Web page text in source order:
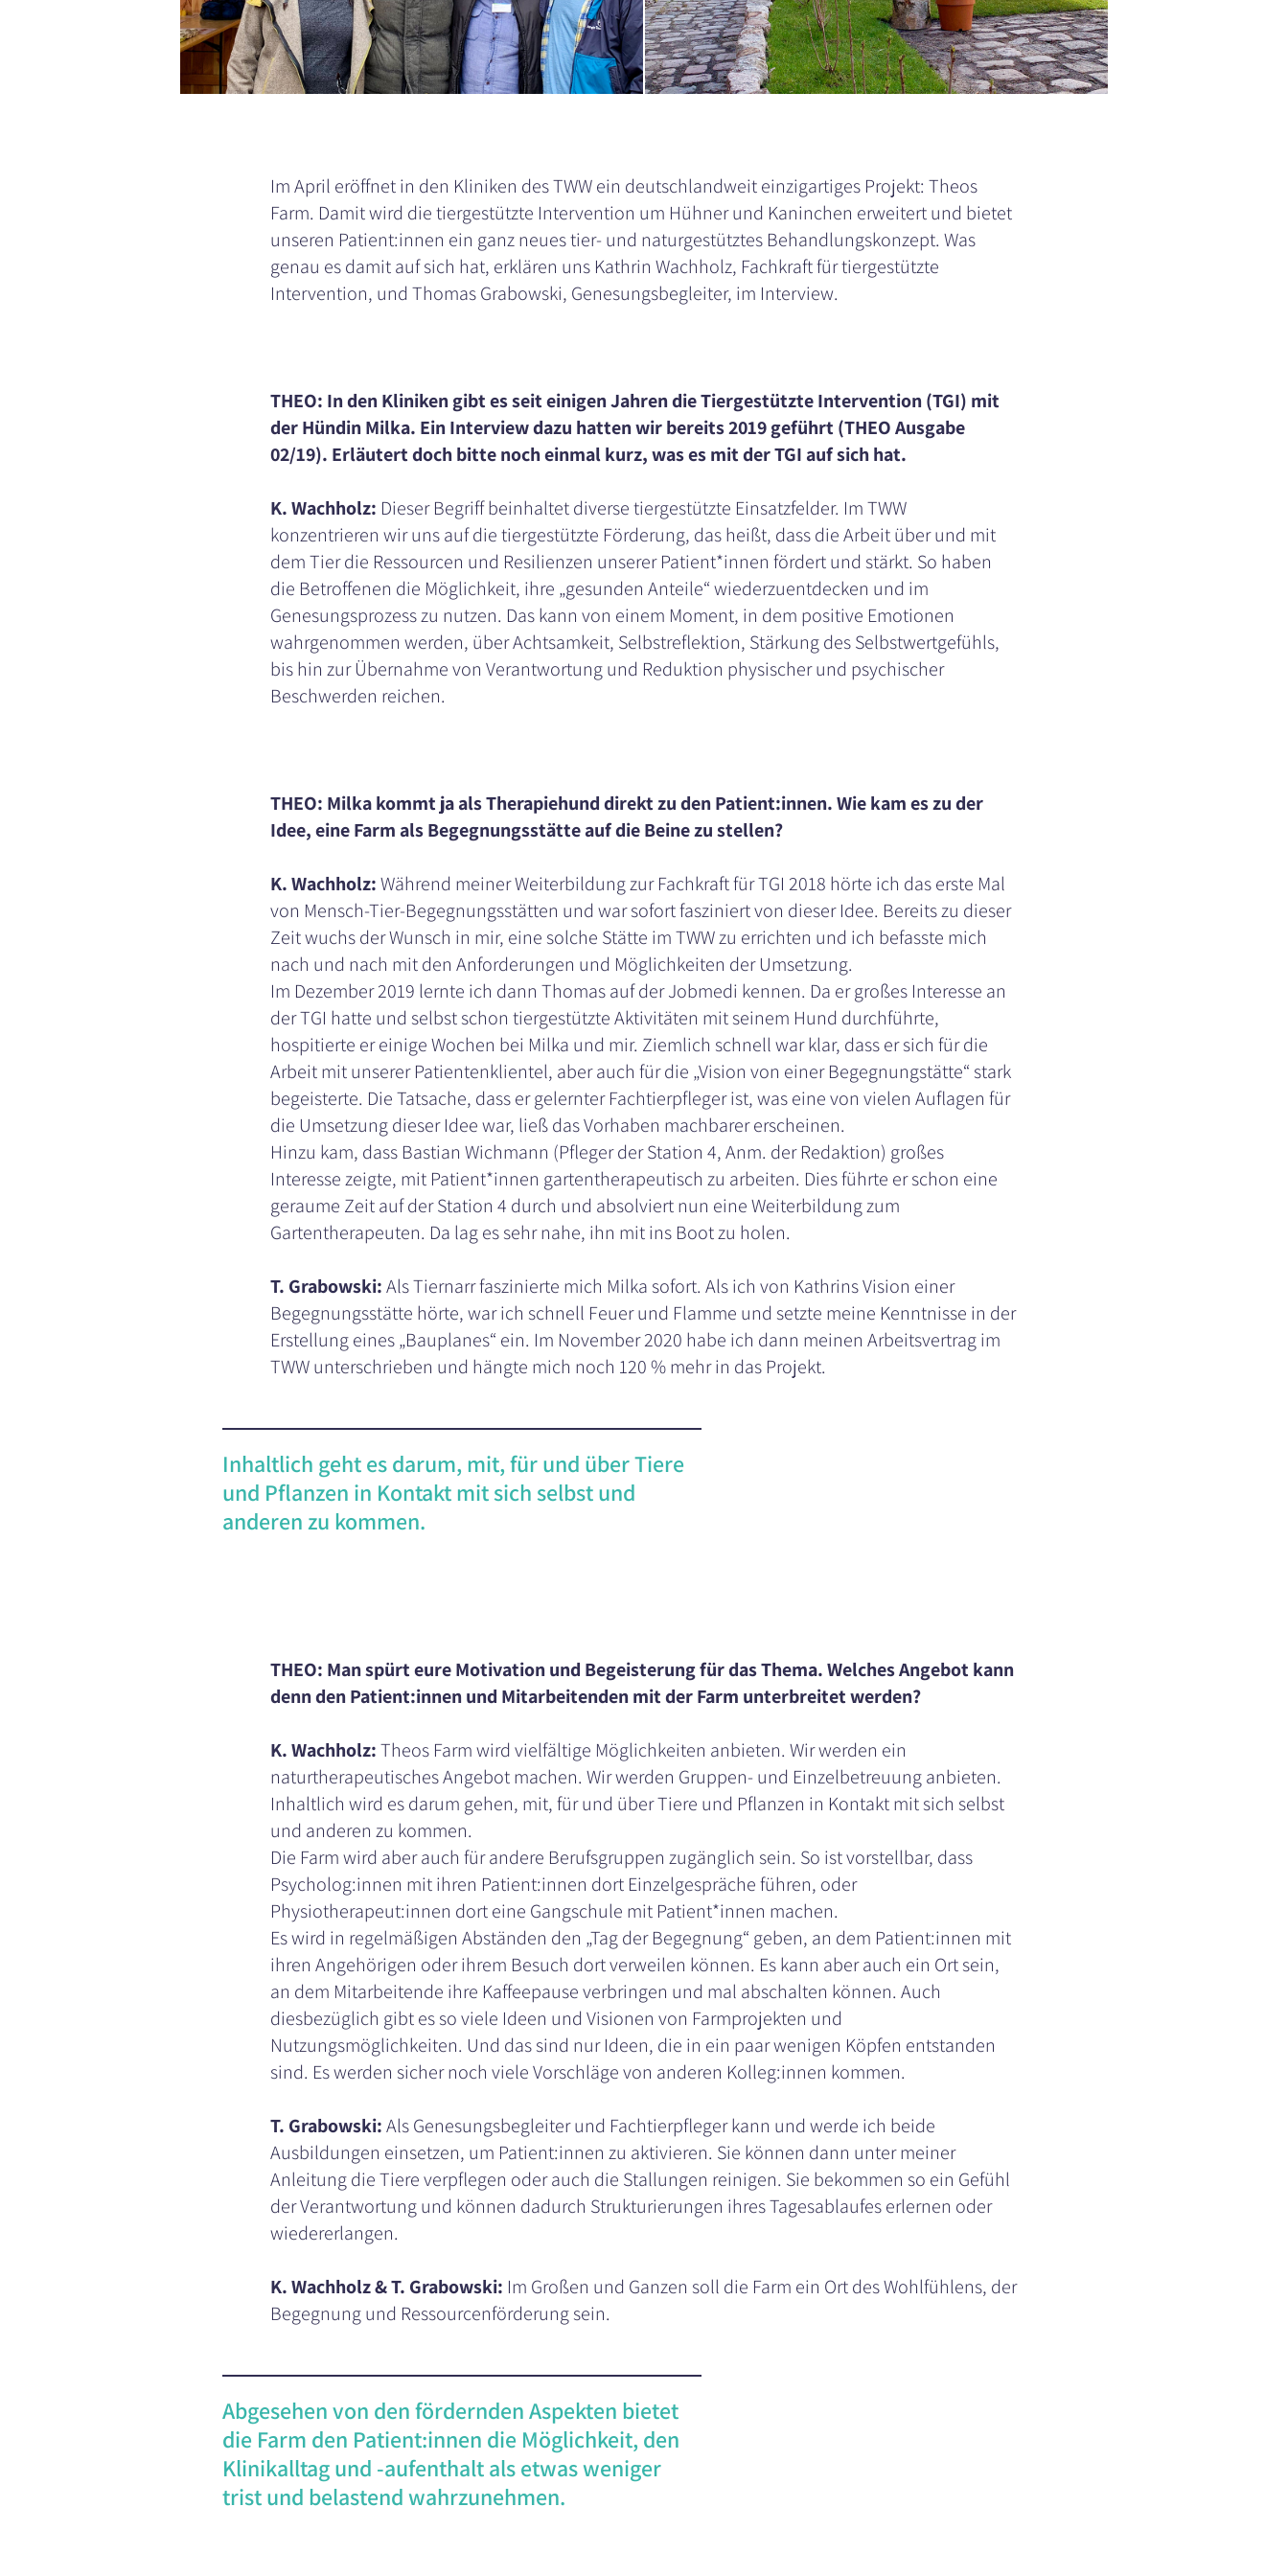
Im April eröffnet in den Kliniken des TWW ein deutschlandweit einzigartiges Projekt: Theos
Farm. Damit wird die tiergestützte Intervention um Hühner und Kaninchen erweitert und bietet
unseren Patient:innen ein ganz neues tier- und naturgestütztes Behandlungskonzept. Was
genau es damit auf sich hat, erklären uns Kathrin Wachholz, Fachkraft für tiergestützte
Intervention, und Thomas Grabowski, Genesungsbegleiter, im Interview.
THEO: In den Kliniken gibt es seit einigen Jahren die Tiergestützte Intervention (TGI) mit
der Hündin Milka. Ein Interview dazu hatten wir bereits 2019 geführt (THEO Ausgabe
02/19). Erläutert doch bitte noch einmal kurz, was es mit der TGI auf sich hat.
K. Wachholz: Dieser Begriff beinhaltet diverse tiergestützte Einsatzfelder. Im TWW
konzentrieren wir uns auf die tiergestützte Förderung, das heißt, dass die Arbeit über und mit
dem Tier die Ressourcen und Resilienzen unserer Patient*innen fördert und stärkt. So haben
die Betroffenen die Möglichkeit, ihre „gesunden Anteile“ wiederzuentdecken und im
Genesungsprozess zu nutzen. Das kann von einem Moment, in dem positive Emotionen
wahrgenommen werden, über Achtsamkeit, Selbstreflektion, Stärkung des Selbstwertgefühls,
bis hin zur Übernahme von Verantwortung und Reduktion physischer und psychischer
Beschwerden reichen.
THEO: Milka kommt ja als Therapiehund direkt zu den Patient:innen. Wie kam es zu der
Idee, eine Farm als Begegnungsstätte auf die Beine zu stellen?
K. Wachholz:Während meiner Weiterbildung zur Fachkraft für TGI 2018 hörte ich das erste Mal
von Mensch-Tier-Begegnungsstätten und war sofort fasziniert von dieser Idee. Bereits zu dieser
Zeit wuchs der Wunsch in mir, eine solche Stätte im TWW zu errichten und ich befasste mich
nach und nach mit den Anforderungen und Möglichkeiten der Umsetzung.
Im Dezember 2019 lernte ich dann Thomas auf der Jobmedi kennen. Da er großes Interesse an
der TGI hatte und selbst schon tiergestützte Aktivitäten mit seinem Hund durchführte,
hospitierte er einige Wochen bei Milka und mir. Ziemlich schnell war klar, dass er sich für die
Arbeit mit unserer Patientenklientel, aber auch für die „Vision von einer Begegnungstätte“ stark
begeisterte. Die Tatsache, dass er gelernter Fachtierpfleger ist, was eine von vielen Auflagen für
die Umsetzung dieser Idee war, ließ das Vorhaben machbarer erscheinen.
Hinzu kam, dass Bastian Wichmann (Pfleger der Station 4, Anm. der Redaktion) großes
Interesse zeigte, mit Patient*innen gartentherapeutisch zu arbeiten. Dies führte er schon eine
geraume Zeit auf der Station 4 durch und absolviert nun eine Weiterbildung zum
Gartentherapeuten. Da lag es sehr nahe, ihn mit ins Boot zu holen.
T. Grabowski:Als Tiernarr faszinierte mich Milka sofort. Als ich von Kathrins Vision einer
Begegnungsstätte hörte, war ich schnell Feuer und Flamme und setzte meine Kenntnisse in der
Erstellung eines „Bauplanes“ ein. Im November 2020 habe ich dann meinen Arbeitsvertrag im
TWW unterschrieben und hängte mich noch 120 % mehr in das Projekt.
Inhaltlich geht es darum, mit, für und über Tiere
und Pflanzen in Kontakt mit sich selbst und
anderen zu kommen.
THEO: Man spürt eure Motivation und Begeisterung für das Thema. Welches Angebot kann
denn den Patient:innen und Mitarbeitenden mit der Farm unterbreitet werden?
K. Wachholz:Theos Farm wird vielfältige Möglichkeiten anbieten. Wir werden ein
naturtherapeutisches Angebot machen. Wir werden Gruppen- und Einzelbetreuung anbieten.
Inhaltlich wird es darum gehen, mit, für und über Tiere und Pflanzen in Kontakt mit sich selbst
und anderen zu kommen.
Die Farm wird aber auch für andere Berufsgruppen zugänglich sein. So ist vorstellbar, dass
Psycholog:innen mit ihren Patient:innen dort Einzelgespräche führen, oder
Physiotherapeut:innen dort eine Gangschule mit Patient*innen machen.
Es wird in regelmäßigen Abständen den „Tag der Begegnung“ geben, an dem Patient:innen mit
ihren Angehörigen oder ihrem Besuch dort verweilen können. Es kann aber auch ein Ort sein,
an dem Mitarbeitende ihre Kaffeepause verbringen und mal abschalten können. Auch
diesbezüglich gibt es so viele Ideen und Visionen von Farmprojekten und
Nutzungsmöglichkeiten. Und das sind nur Ideen, die in ein paar wenigen Köpfen entstanden
sind. Es werden sicher noch viele Vorschläge von anderen Kolleg:innen kommen.
T. Grabowski:Als Genesungsbegleiter und Fachtierpfleger kann und werde ich beide
Ausbildungen einsetzen, um Patient:innen zu aktivieren. Sie können dann unter meiner
Anleitung die Tiere verpflegen oder auch die Stallungen reinigen. Sie bekommen so ein Gefühl
der Verantwortung und können dadurch Strukturierungen ihres Tagesablaufes erlernen oder
wiedererlangen.
K. Wachholz & T. Grabowski: Im Großen und Ganzen soll die Farm ein Ort des Wohlfühlens, der
Begegnung und Ressourcenförderung sein.
Abgesehen von den fördernden Aspekten bietet
die Farm den Patient:innen die Möglichkeit, den
Klinikalltag und -aufenthalt als etwas weniger
trist und belastend wahrzunehmen.